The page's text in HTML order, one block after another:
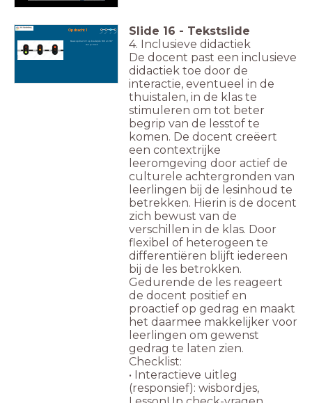
Opdracht 1
Maak opdracht 1 op bladzijde 186 en 187
van je boek
Slide 16 - Tekstslide
4. Inclusieve didactiek
De docent past een inclusieve
didactiek toe door de
interactie, eventueel in de
thuistalen, in de klas te
stimuleren om tot beter
begrip van de lesstof te
komen. De docent creëert
een contextrijke
leeromgeving door actief de
culturele achtergronden van
leerlingen bij de lesinhoud te
betrekken. Hierin is de docent
zich bewust van de
verschillen in de klas. Door
flexibel of heterogeen te
differentiëren blijft iedereen
bij de les betrokken.
Gedurende de les reageert
de docent positief en
proactief op gedrag en maakt
het daarmee makkelijker voor
leerlingen om gewenst
gedrag te laten zien.
Checklist:
• Interactieve uitleg
(responsief): wisbordjes,